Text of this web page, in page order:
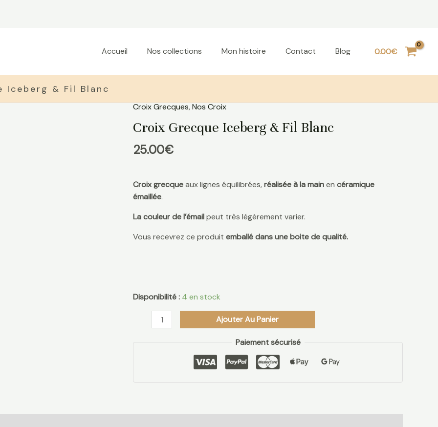
Accueil Nos collections Mon histoire Contact Blog 0.00€
Iceberg & Fil Blanc
Croix Grecques,Nos Croix
Croix Grecque Iceberg & Fil Blanc
25.00€
Croix grecqueaux lignes équilibrées,réalisée à la mainen céramique
émaillée.
La couleur de l’émailpeut très légèrement varier.
Vous recevrez ce produit emballé dans une boite de qualité.
Disponibilité : 4 en stock
quantité
de
Croix
Grecque
Fil
Blanc
Ajouter Au Panier
Paiement sécurisé